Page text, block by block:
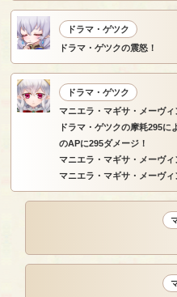
ドラマ・ゲツク
ドラマ・ゲツクの震怒！
ドラマ・ゲツク
マニエラ・マギサ・メーヴィ
ドラマ・ゲツクの摩耗295
のAPに295ダメージ！
マニエラ・マギサ・メーヴィ
マニエラ・マギサ・メーヴィ